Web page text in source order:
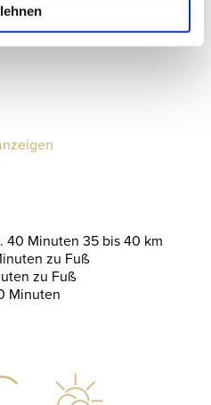
40 Minuten 35 bis 40 km
zu Fuß
zu Fuß
Minuten